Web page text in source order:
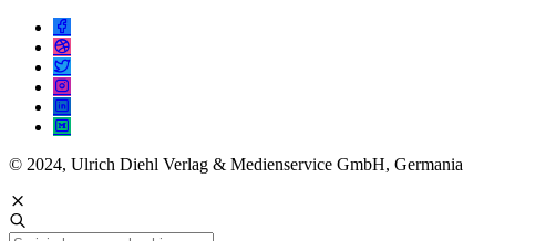
© 2024, Ulrich Diehl Verlag & Medienservice GmbH, Germania